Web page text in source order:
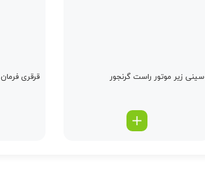
سینی زیر موتور راست گرنجور قرقری فرمان i20 کرمان موتور